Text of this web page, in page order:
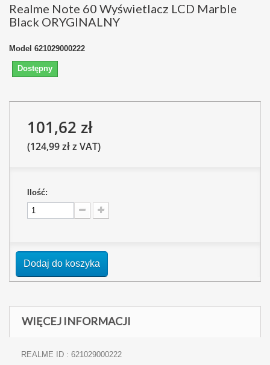
Realme Note 60 Wyświetlacz LCD Marble
Black ORYGINALNY
Model 621029000222
Dostępny
101,62 zł
(124,99 zł z VAT)
Ilość:
Dodaj do koszyka
WIĘCEJ INFORMACJI
REALME ID : 621029000222